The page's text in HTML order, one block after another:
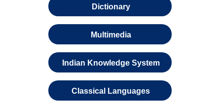
Dictionary
Multimedia
Indian Knowledge System
Classical Languages